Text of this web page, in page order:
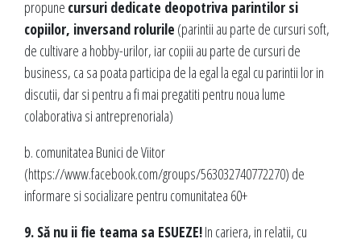
propune cursuri dedicate deopotriva parintilor si
copiilor, inversand rolurile (parintii au parte de cursuri soft,
de cultivare a hobby-urilor, iar copiii au parte de cursuri de
business, ca sa poata participa de la egal la egal cu parintii lor in
discutii, dar si pentru a fi mai pregatiti pentru noua lume
colaborativa si antreprenoriala)
b. comunitatea Bunici de Viitor
(https://www.facebook.com/groups/563032740772270) de
informare si socializare pentru comunitatea 60+
9. Să nu ii fie teama sa ESUEZE!In cariera, in relatii, cu